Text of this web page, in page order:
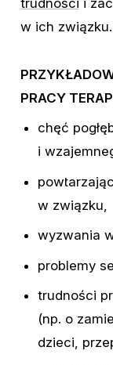
trudności i
w ich związku.
PRACY
chęć
i
w związku,
wyzwania
problemy
trudności
(np. o
dzieci,